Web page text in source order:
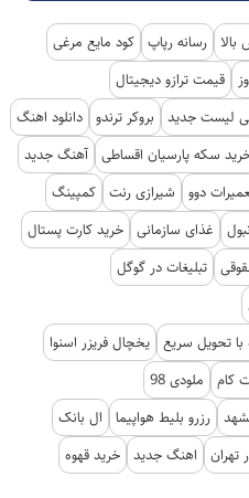
بالا رسانه رپاپ کود مایع مرغی
قیمت ترازو دیجیتال
لیست جدید بروکر ترندو دانلود اهنگ
سکه پارسیان اقساطی آهنگ جدید
دوو شیرازی رنت کمپینگ
غذای سازمانی خرید کارت پستال
تبلیغات در گوگل
با تحویل سریع یخچال فریزر اسنوا
کام
ملودی 98
رزرو بلیط هواپیما
ال بانک
تهران اهنگ جدید خرید قهوه